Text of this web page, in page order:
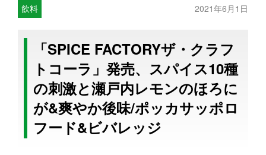
飲料 2021年6月1日
「SPICE FACTORYザ・クラフ
トコーラ」発売、スパイス10種
の刺激と瀬戸内レモンのほろに
が&爽やか後味/ポッカサッポロ
フード&ビバレッジ